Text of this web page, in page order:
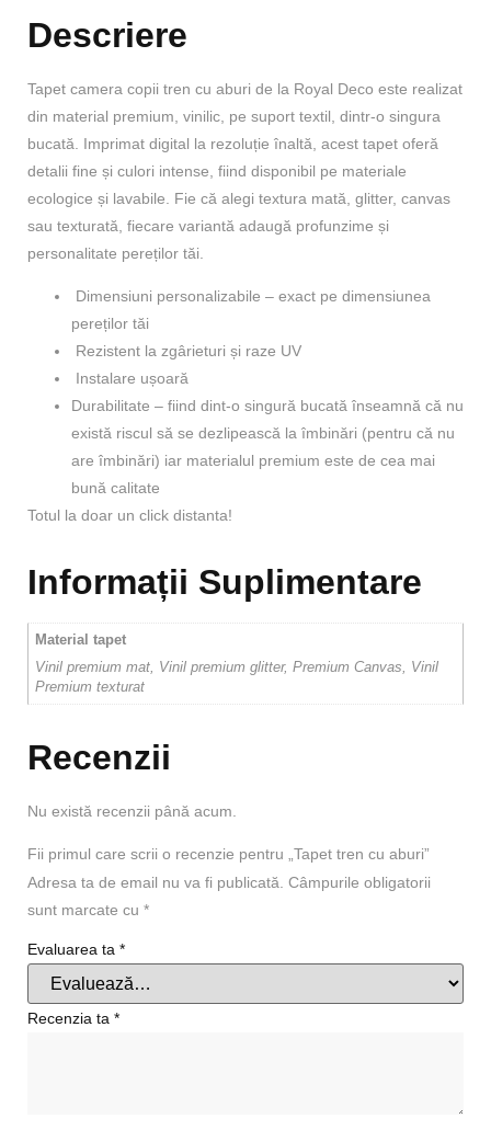
Descriere
Tapet camera copii tren cu aburi de la Royal Deco este realizat
din material premium, vinilic, pe suport textil, dintr-o singura
bucată. Imprimat digital la rezoluție înaltă, acest tapet oferă
detalii fine și culori intense, fiind disponibil pe materiale
ecologice și lavabile. Fie că alegi textura mată, glitter, canvas
sau texturată, fiecare variantă adaugă profunzime și
personalitate pereților tăi.
Dimensiuni personalizabile – exact pe dimensiunea
pereților tăi
Rezistent la zgârieturi și raze UV
Instalare ușoară
Durabilitate – fiind dint-o singură bucată înseamnă că nu
există riscul să se dezlipească la îmbinări (pentru că nu
are îmbinări) iar materialul premium este de cea mai
bună calitate
Totul la doar un click distanta!
Informații Suplimentare
Material tapet
Vinil premium mat, Vinil premium glitter, Premium Canvas, Vinil
Premium texturat
Recenzii
Nu există recenzii până acum.
Fii primul care scrii o recenzie pentru „Tapet tren cu aburi”
Adresa ta de email nu va fi publicată. Câmpurile obligatorii
sunt marcate cu *
Evaluarea ta *
Recenzia ta *